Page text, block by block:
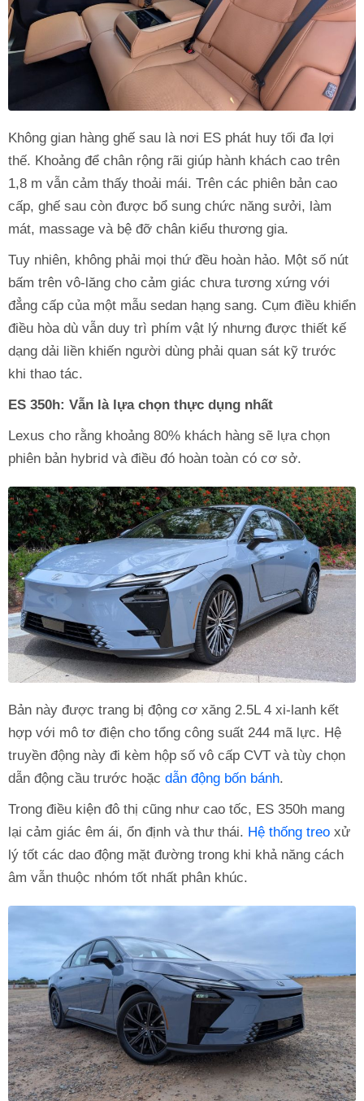
Không gian hàng ghế sau là nơi ES phát huy tối đa lợi
thế. Khoảng để chân rộng rãi giúp hành khách cao trên
1,8 m vẫn cảm thấy thoải mái. Trên các phiên bản cao
cấp, ghế sau còn được bổ sung chức năng sưởi, làm
mát, massage và bệ đỡ chân kiểu thương gia.
Tuy nhiên, không phải mọi thứ đều hoàn hảo. Một số nút
bấm trên vô-lăng cho cảm giác chưa tương xứng với
đẳng cấp của một mẫu sedan hạng sang. Cụm điều khiển
điều hòa dù vẫn duy trì phím vật lý nhưng được thiết kế
dạng dải liền khiến người dùng phải quan sát kỹ trước
khi thao tác.
ES 350h: Vẫn là lựa chọn thực dụng nhất
Lexus cho rằng khoảng 80% khách hàng sẽ lựa chọn
phiên bản hybrid và điều đó hoàn toàn có cơ sở.
Bản này được trang bị động cơ xăng 2.5L 4 xi-lanh kết
hợp với mô tơ điện cho tổng công suất 244 mã lực. Hệ
truyền động này đi kèm hộp số vô cấp CVT và tùy chọn
dẫn động cầu trước hoặc dẫn động bốn bánh.
Trong điều kiện đô thị cũng như cao tốc, ES 350h mang
lại cảm giác êm ái, ổn định và thư thái. Hệ thống treo xử
lý tốt các dao động mặt đường trong khi khả năng cách
âm vẫn thuộc nhóm tốt nhất phân khúc.